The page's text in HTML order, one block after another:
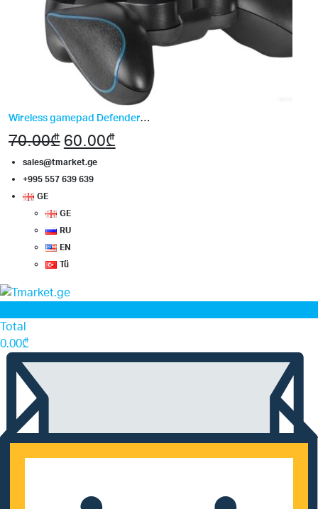
Wireless gamepad Defender Blast
70.00₾ Original
price
was:
70.00₾.
60.00₾
sales@tmarket.ge
+995 557 639 639
GE
GE
RU
EN
Tü
Total
0.00₾